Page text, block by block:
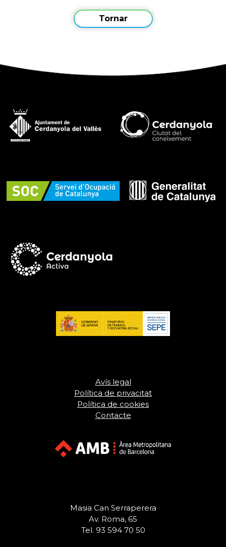
Tornar
Avís legal
Política de privacitat
Política de cookies
Contacte
Masia Can Serraperera
Av. Roma, 65
Tel. 93 594 70 50